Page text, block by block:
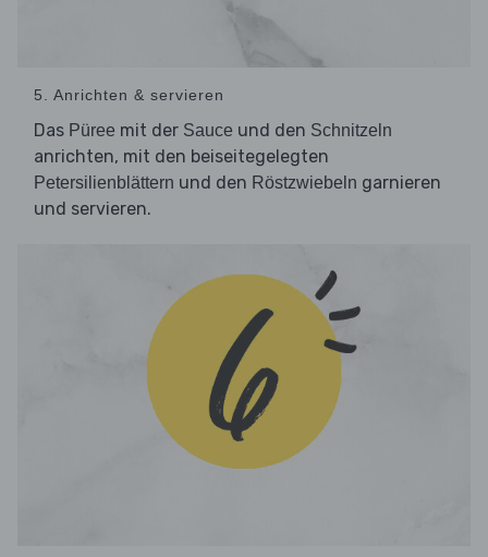
5. Anrichten & servieren
Das Püree mit der Sauce und den Schnitzeln
anrichten, mit den beiseitegelegten
Petersilienblättern und den Röstzwiebeln garnieren
und servieren.